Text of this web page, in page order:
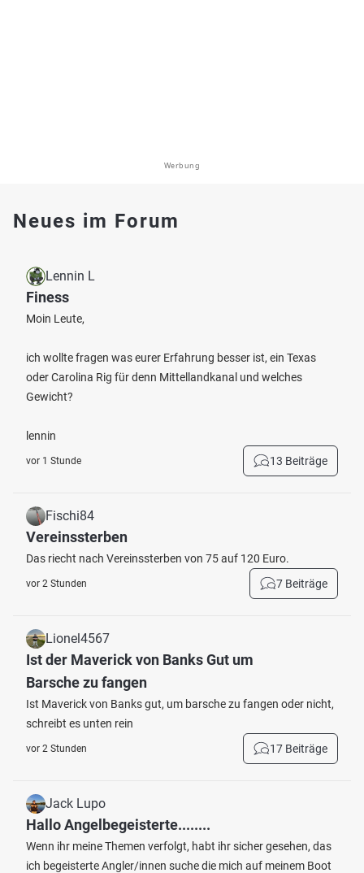
Werbung
Neues im Forum
Lennin L
Finess
Moin Leute,
ich wollte fragen was eurer Erfahrung besser ist, ein Texas
oder Carolina Rig für denn Mittellandkanal und welches
Gewicht?
lennin
vor 1 Stunde 13 Beiträge
Fischi84
Vereinssterben
Das riecht nach Vereinssterben von 75 auf 120 Euro.
vor 2 Stunden 7 Beiträge
Lionel4567
Ist der Maverick von Banks Gut um
Barsche zu fangen
Ist Maverick von Banks gut, um barsche zu fangen oder nicht,
schreibt es unten rein
vor 2 Stunden 17 Beiträge
Jack Lupo
Hallo Angelbegeisterte........
Wenn ihr meine Themen verfolgt, habt ihr sicher gesehen, das
ich begeisterte Angler/innen suche die mich auf meinem Boot